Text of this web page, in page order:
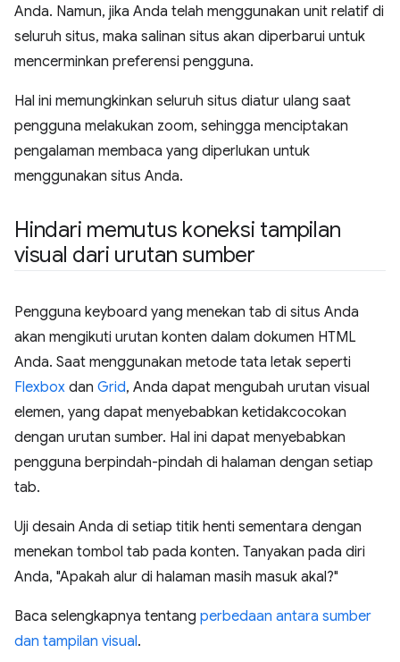
Anda. Namun, jika Anda telah menggunakan unit relatif di
seluruh situs, maka salinan situs akan diperbarui untuk
mencerminkan preferensi pengguna.
Hal ini memungkinkan seluruh situs diatur ulang saat
pengguna melakukan zoom, sehingga menciptakan
pengalaman membaca yang diperlukan untuk
menggunakan situs Anda.
Hindari memutus koneksi tampilan
visual dari urutan sumber
Pengguna keyboard yang menekan tab di situs Anda
akan mengikuti urutan konten dalam dokumen HTML
Anda. Saat menggunakan metode tata letak seperti
Flexbox dan Grid, Anda dapat mengubah urutan visual
elemen, yang dapat menyebabkan ketidakcocokan
dengan urutan sumber. Hal ini dapat menyebabkan
pengguna berpindah-pindah di halaman dengan setiap
tab.
Uji desain Anda di setiap titik henti sementara dengan
menekan tombol tab pada konten. Tanyakan pada diri
Anda, "Apakah alur di halaman masih masuk akal?"
Baca selengkapnya tentang perbedaan antara sumber
dan tampilan visual.